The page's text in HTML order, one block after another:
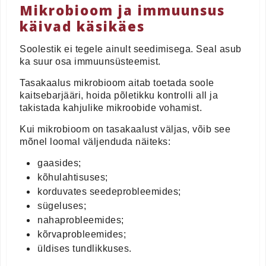
Mikrobioom ja immuunsus
käivad käsikäes
Soolestik ei tegele ainult seedimisega. Seal asub
ka suur osa immuunsüsteemist.
Tasakaalus mikrobioom aitab toetada soole
kaitsebarjääri, hoida põletikku kontrolli all ja
takistada kahjulike mikroobide vohamist.
Kui mikrobioom on tasakaalust väljas, võib see
mõnel loomal väljenduda näiteks:
gaasides;
kõhulahtisuses;
korduvates seedeprobleemides;
sügeluses;
nahaprobleemides;
kõrvaprobleemides;
üldises tundlikkuses.